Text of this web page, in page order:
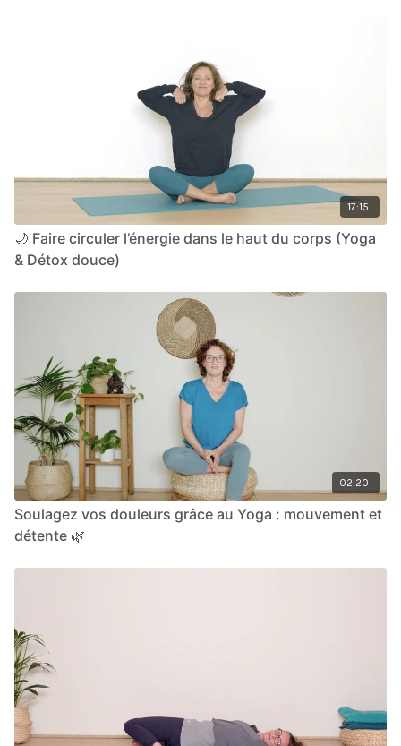
17:15
🌙 Faire circuler l’énergie dans le haut du corps (Yoga
& Détox douce)
02:20
Soulagez vos douleurs grâce au Yoga : mouvement et
détente 🌿